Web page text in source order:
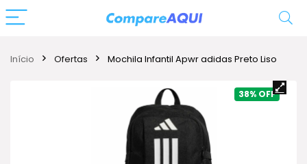
Início Ofertas Mochila Infantil Apwr adidas Preto Liso
38%